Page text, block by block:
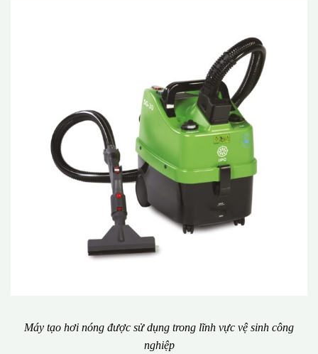
Máy tạo hơi nóng được sử dụng trong lĩnh vực vệ sinh công
nghiệp